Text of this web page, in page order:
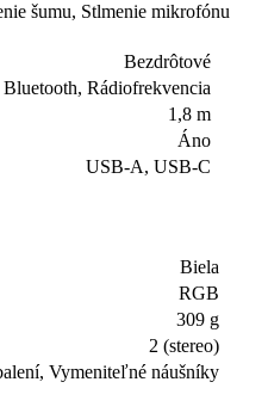
šumu, Stlmenie mikrofónu
Bezdrôtové
Rádiofrekvencia
1,8 m
Áno
USB-A, USB-C
Biela
RGB
309 g
2 (stereo)
Vymeniteľné náušníky